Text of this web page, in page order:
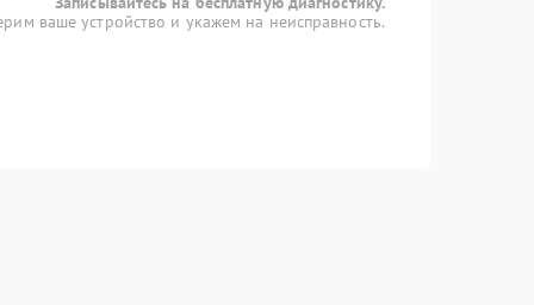
ваше устройство и укажем на неисправность.